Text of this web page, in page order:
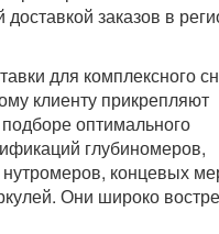
заказов в
для комплексного
клиенту прикрепляют
оптимального
глубиномеров,
нутромеров, концевых
Они широко